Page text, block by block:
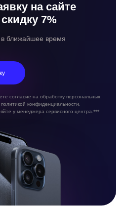
на сайте
7%
ближайшее время
согласие на обработку персональных
конфиденциальности.
у менеджера сервисного центра.***